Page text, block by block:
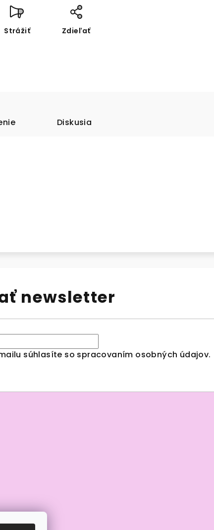
Strážiť Zdieľať
Diskusia
newsletter
súhlasíte so spracovaním osobných údajov.